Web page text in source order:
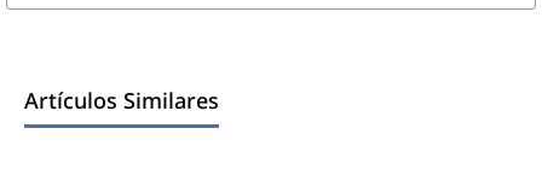
Artículos Similares